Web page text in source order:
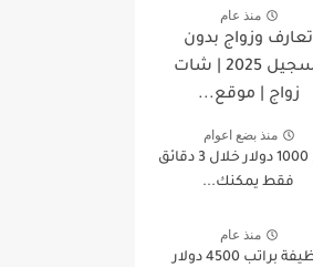
منذ عام
تعارف وزواج بدون
تسجيل 2025 | شات
زواج | موقع...
منذ بضع اعوام
إربح 1000 دولار خلال 3 دقائق
فقط يمكنك...
منذ عام
وظيفة براتب 4500 دولار